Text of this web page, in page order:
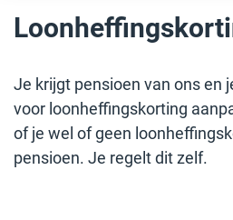
Je krijgt pensioen van ons en
voor loonheffingskorting
of je wel of geen
pensioen. Je regelt dit zelf.